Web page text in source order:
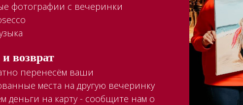
фотографии с вечеринки
возврат
перенесём ваши
места на другую вечеринку
деньги на карту - сообщите нам о